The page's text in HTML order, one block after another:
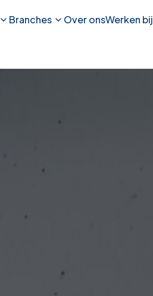
Branches Over onsWerken bij